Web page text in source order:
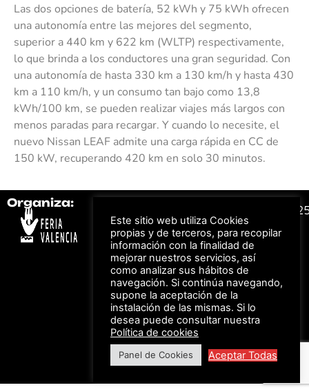
Las dos opciones de batería, 52 kWh y 75 kWh ofrecen
una autonomía entre las mejores del segmento,
superior a 440 km y 622 km (WLTP) respectivamente,
lo que brinda a los conductores una gran seguridad. Con
una autonomía de hasta 330 km a 130 km/h y hasta 430
km a 110 km/h, y un consumo tan bajo como 13,8
kWh/100 km, se pueden realizar viajes más largos con
menos paradas para recargar. Y cuando lo necesite, el
nuevo Nissan LEAF admite una carga rápida en CC de
150 kW, recuperando 420 km en solo 30 minutos.
Organiza:
Bonos descuento para
los viajes a ferias
organizadas por Feria
Valencia al obtener tu
entrada
Descuento en tarifas
de hotel durante
ferias organizadas
por Feria Valencia
Aviso Legal –
de Privacidad
© Feria Valencia, todos
los derechos reservados
Este sitio web utiliza Cookies
propias y de terceros, para recopilar
información con la finalidad de
mejorar nuestros servicios, así
como analizar sus hábitos de
navegación. Si continúa navegando,
supone la aceptación de la
instalación de las mismas. Si lo
desea puede consultar nuestra
Política de cookies
Panel de Cookies Aceptar Todas